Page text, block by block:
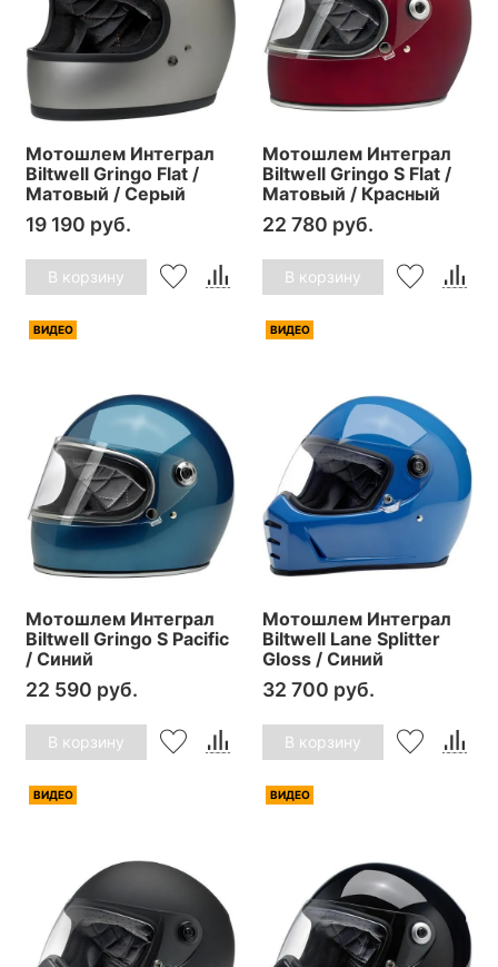
Мотошлем Интеграл
Biltwell Gringo Flat /
Матовый / Серый
19 190 руб.
В корзину
Мотошлем Интеграл
Biltwell Gringo S Flat /
Матовый / Красный
22 780 руб.
В корзину
ВИДЕО
Мотошлем Интеграл
Biltwell Gringo S Pacific
/ Синий
22 590 руб.
В корзину
ВИДЕО
Мотошлем Интеграл
Biltwell Lane Splitter
Gloss / Синий
32 700 руб.
В корзину
ВИДЕО ВИДЕО